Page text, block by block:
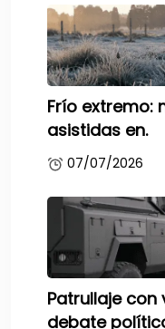
Frío extremo:
asistidas en.
07/07/2026
Patrullaje
debate